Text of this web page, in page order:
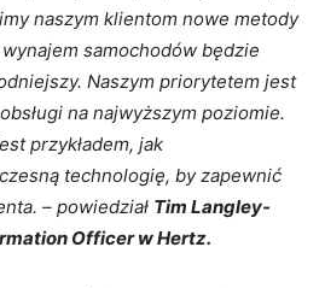
naszym klientom nowe metody
samochodów będzie
Naszym priorytetem jest
na najwyższym poziomie.
przykładem, jak
technologię, by zapewnić
– powiedział Tim Langley-
Officer w Hertz.